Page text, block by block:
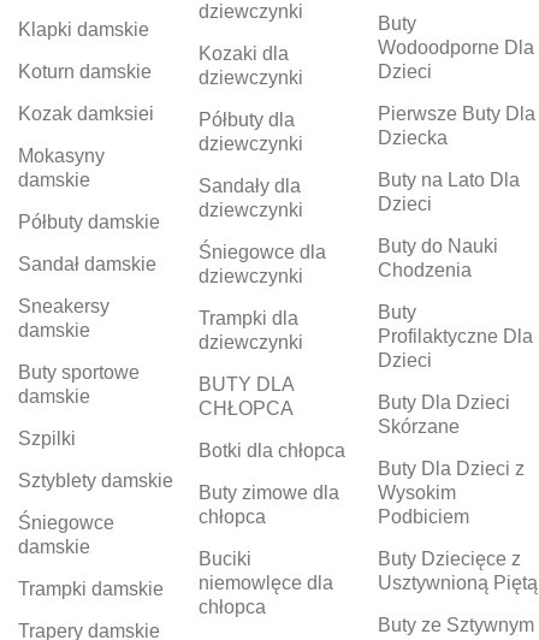
Klapki damskie
Koturn damskie
Kozak damksiei
Mokasyny
damskie
Półbuty damskie
Sandał damskie
Sneakersy
damskie
Buty sportowe
damskie
Szpilki
Sztyblety damskie
Śniegowce
damskie
Trampki damskie
Trapery damskie
dziewczynki
Kozaki dla
dziewczynki
Półbuty dla
dziewczynki
Sandały dla
dziewczynki
Śniegowce dla
dziewczynki
Trampki dla
dziewczynki
BUTY DLA
CHŁOPCA
Botki dla chłopca
Buty zimowe dla
chłopca
Buciki
niemowlęce dla
chłopca
Buty
Wodoodporne Dla
Dzieci
Pierwsze Buty Dla
Dziecka
Buty na Lato Dla
Dzieci
Buty do Nauki
Chodzenia
Buty
Profilaktyczne Dla
Dzieci
Buty Dla Dzieci
Skórzane
Buty Dla Dzieci z
Wysokim
Podbiciem
Buty Dziecięce z
Usztywnioną Piętą
Buty ze Sztywnym